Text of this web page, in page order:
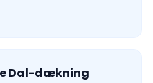
Dal-dækning